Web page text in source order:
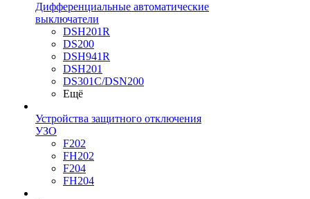
Дифференциальные автоматические
выключатели
DSH201R
DS200
DSH941R
DSH201
DS301C/DSN200
Ещё
Устройства защитного отключения
УЗО
F202
FH202
F204
FH204